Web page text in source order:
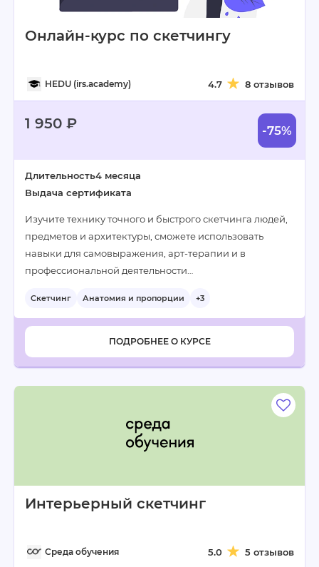
Онлайн-курс по скетчингу
HEDU (irs.academy) 4.7 8 отзывов
1 950 ₽ -75%
Длительность4 месяца
Выдача сертификата
Изучите технику точного и быстрого скетчинга людей,
предметов и архитектуры, сможете использовать
навыки для самовыражения, арт-терапии и в
профессиональной деятельности…
Скетчинг Анатомия и пропорции +3
ПОДРОБНЕЕ О КУРСЕ
Интерьерный скетчинг
Среда обучения 5.0 5 отзывов